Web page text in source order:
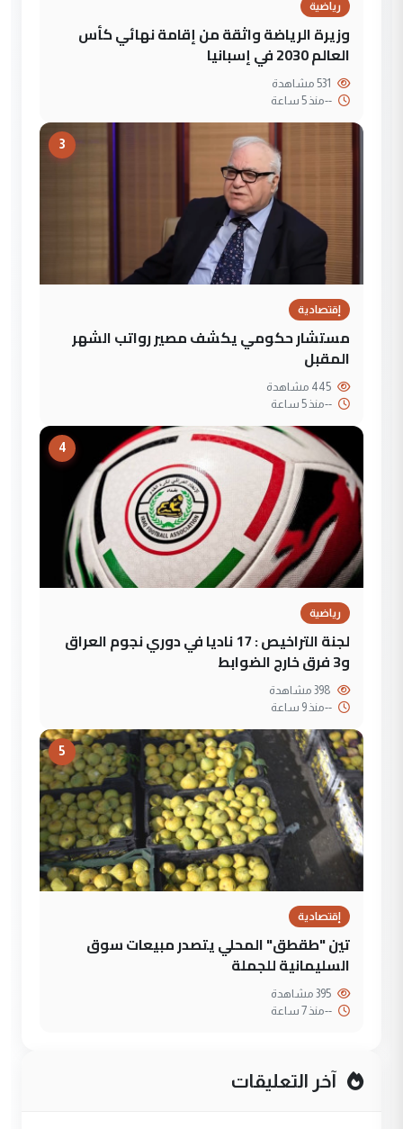
رياضية
وزيرة الرياضة واثقة من إقامة نهائي كأس
العالم 2030 في إسبانيا
--منذ 5 ساعة
3
إقتصادية
مستشار حكومي يكشف مصير رواتب الشهر
المقبل
--منذ 5 ساعة
4
رياضية
لجنة التراخيص : 17 ناديا في دوري نجوم العراق
و3 فرق خارج الضوابط
--منذ 9 ساعة
5
إقتصادية
تين "طقطق" المحلي يتصدر مبيعات سوق
السليمانية للجملة
--منذ 7 ساعة
آخر التعليقات